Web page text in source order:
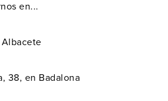
en...
38, en Badalona